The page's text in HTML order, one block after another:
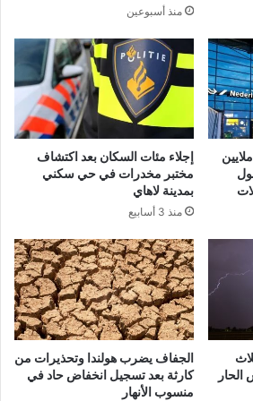
منذ أسبوعين
شحنة هواتف ذكية بقيمة 5 ملايين
إجلاء مئات السكان بعد اكتشاف
مختبر مخدرات في حي سكني
بمدينة لاهاي
منذ 3 أسابيع
الجفاف يضرب هولندا وتحذيرات من
كارثة بعد تسجيل انخفاض حاد في
منسوب الأنهار